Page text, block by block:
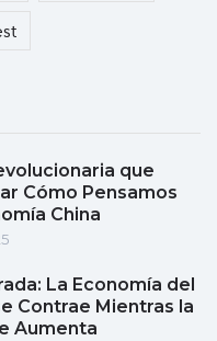
que
Cómo Pensamos
China
La Economía del
Contrae Mientras la
Aumenta